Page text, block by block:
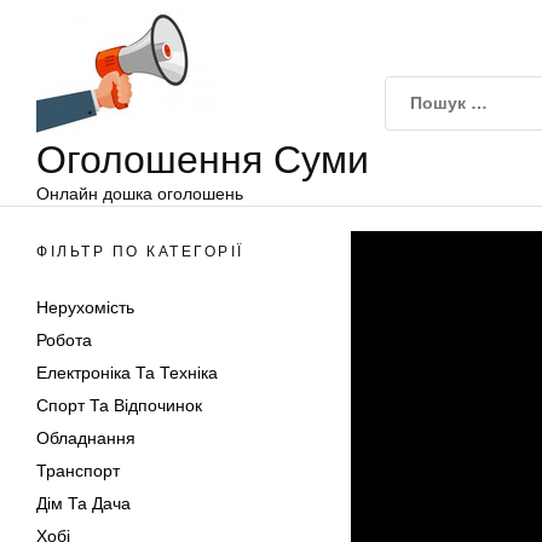
Оголошення Суми
Онлайн дошка оголошень
ФІЛЬТР ПО КАТЕГОРІЇ
Нерухомість
Робота
Електроніка Та Техніка
Спорт Та Відпочинок
Обладнання
Транспорт
Дім Та Дача
Хобі